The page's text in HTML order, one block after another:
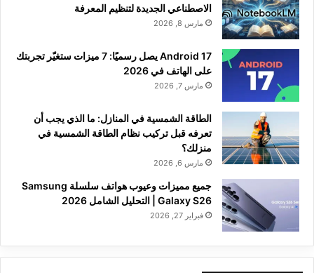
الاصطناعي الجديدة لتنظيم المعرفة
مارس 8, 2026
Android 17 يصل رسميًا: 7 ميزات ستغيّر تجربتك
على الهاتف في 2026
مارس 7, 2026
الطاقة الشمسية في المنازل: ما الذي يجب أن
تعرفه قبل تركيب نظام الطاقة الشمسية في
منزلك؟
مارس 6, 2026
جميع مميزات وعيوب هواتف سلسلة Samsung
Galaxy S26 | التحليل الشامل 2026
فبراير 27, 2026